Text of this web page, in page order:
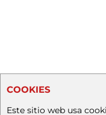
COOKIES
Este sitio web usa